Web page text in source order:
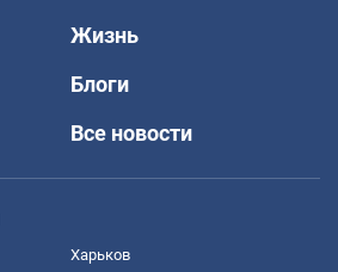
Жизнь
Блоги
Все новости
Харьков